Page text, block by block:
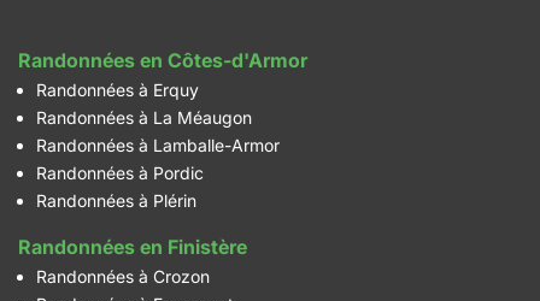
Randonnées en Côtes-d'Armor
Randonnées à Erquy
Randonnées à La Méaugon
Randonnées à Lamballe-Armor
Randonnées à Pordic
Randonnées à Plérin
Randonnées en Finistère
Randonnées à Crozon